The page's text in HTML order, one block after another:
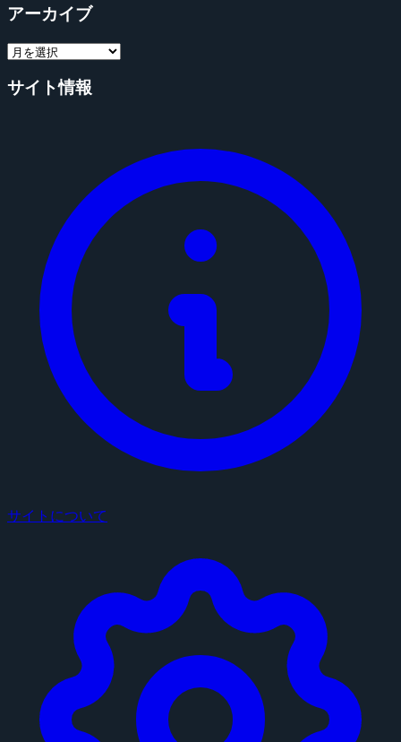
アーカイブ
サイト情報
サイトについて